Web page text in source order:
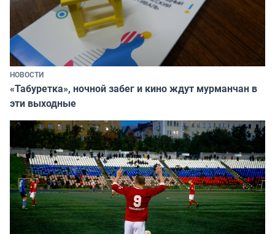
НОВОСТИ
«Табуретка», ночной забег и кино ждут мурманчан в
эти выходные